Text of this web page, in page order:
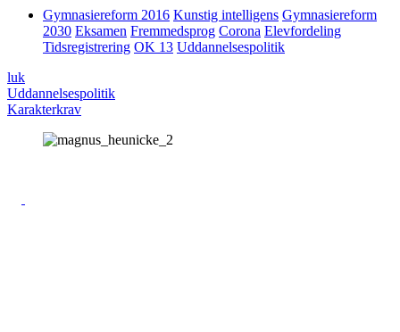
Gymnasiereform 2016 Kunstig intelligens Gymnasiereform
2030 Eksamen Fremmedsprog Corona Elevfordeling
Tidsregistrering OK 13 Uddannelsespolitik
luk
Uddannelsespolitik
Karakterkrav